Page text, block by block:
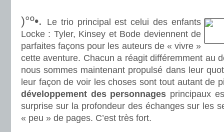
)°º•.
Le trio principal est celui des enfants
Locke : Tyler, Kinsey et Bode deviennent de
parfaites façons pour les auteurs de « vivre »
cette aventure. Chacun a réagit différemment au
nous sommes maintenant propulsé dans leur
leur façon de voir les choses sont tout autant de
développement des personnages principaux
surprise sur la profondeur des échanges sur les
« peu » de pages. C’est très fort.